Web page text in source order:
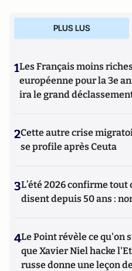
PLUS LUS
1Les Français moins
européenne pour la 3e
ira le grand
2Cette autre crise
se profile après Ceuta
3L’été 2026 confirme tout
disent depuis 50 ans :
4Le Point révèle ce qu'on
que Xavier Niel hacke
russe donne une leçon